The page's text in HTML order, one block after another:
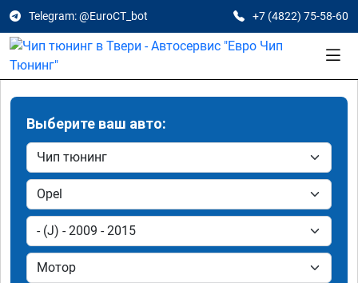
Telegram: @EuroCT_bot +7 (4822) 75-58-60
Выберите ваш авто: